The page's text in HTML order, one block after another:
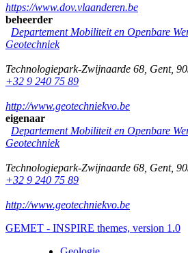
https://www.dov.vlaanderen.be
beheerder
Departement Mobiliteit en Openbare
Geotechniek
Technologiepark-Zwijnaarde 68 Gent,
+32 9 240 75 89
http://www.geotechniekvo.be
eigenaar
Departement Mobiliteit en Openbare
Geotechniek
Technologiepark-Zwijnaarde 68 Gent,
+32 9 240 75 89
http://www.geotechniekvo.be
GEMET - INSPIRE themes, version 1.0